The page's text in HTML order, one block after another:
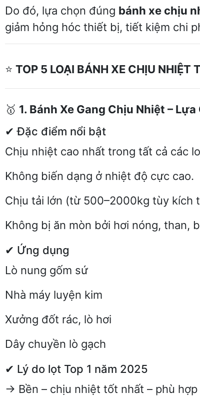
Do đó, lựa chọn đúng bánh xe chịu
giảm hỏng hóc thiết bị, tiết kiệm chi
⭐ TOP 5 LOẠI BÁNH XE CHỊU NHIỆT
🥇 1. Bánh Xe Gang Chịu Nhiệt –
✔ Đặc điểm nổi bật
Chịu nhiệt cao nhất trong tất cả các
Không biến dạng ở nhiệt độ cực cao.
Chịu tải lớn (từ 500–2000kg tùy kích
Không bị ăn mòn bởi hơi nóng, than,
✔ Ứng dụng
Lò nung gốm sứ
Nhà máy luyện kim
Xưởng đốt rác, lò hơi
Dây chuyền lò gạch
✔ Lý do lọt Top 1 năm 2025
→ Bền – chịu nhiệt tốt nhất – phù